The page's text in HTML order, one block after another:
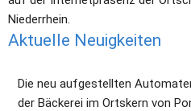
Niederrhein.
Aktuelle Neuigkeiten
Die neu aufgestellten
der Bäckerei im Ortskern von